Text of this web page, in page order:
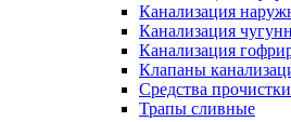
Канализация
Канализация
Канализация
Клапаны
Средства
Трапы сливные